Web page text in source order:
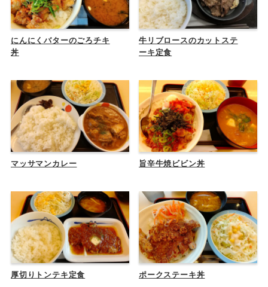
にんにくバターのごろチキ
丼
牛リブロースのカットステ
ーキ定食
マッサマンカレー 旨辛牛焼ビビン丼
厚切りトンテキ定食 ポークステーキ丼